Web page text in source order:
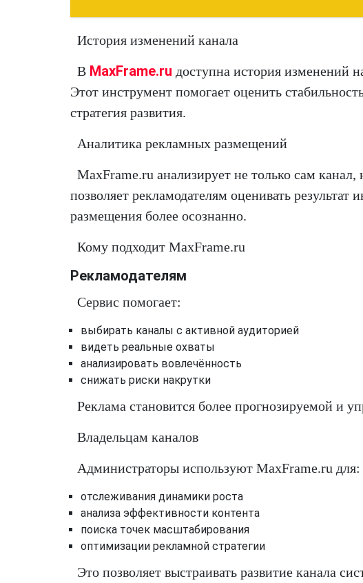
История изменений канала
В MaxFrame.ru доступна история изменений
Этот инструмент помогает оценить
стратегия развития.
Аналитика рекламных размещений
MaxFrame.ru анализирует не только сам
позволяет рекламодателям оценивать
размещения более осознанно.
Кому подходит MaxFrame.ru
Рекламодателям
Сервис помогает:
выбирать каналы с активной аудиторией
видеть реальные охваты
анализировать вовлечённость
снижать риски накрутки
Реклама становится более прогнозируемой и
Владельцам каналов
Администраторы используют MaxFrame.ru для:
отслеживания динамики роста
анализа эффективности контента
поиска точек масштабирования
оптимизации рекламной стратегии
Это позволяет выстраивать развитие канала